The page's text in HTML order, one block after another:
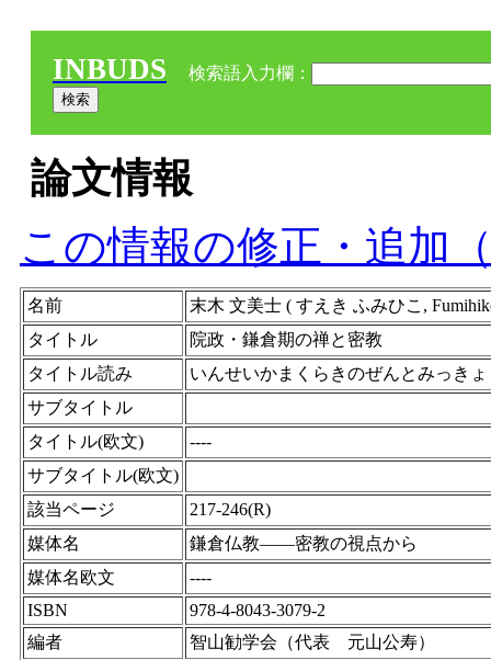
INBUDS 検索語入力欄：
論文情報
この情報の修正・追加
名前
末木 文美士 ( すえき ふみひこ,
タイトル
院政・鎌倉期の禅と密教
タイトル読み
いんせいかまくらきのぜんとみっきょ
サブタイトル
タイトル(欧文)
----
サブタイトル(欧文)
該当ページ
217-246(R)
媒体名
鎌倉仏教――密教の視点から
媒体名欧文
----
ISBN
978-4-8043-3079-2
編者
智山勧学会（代表 元山公寿）